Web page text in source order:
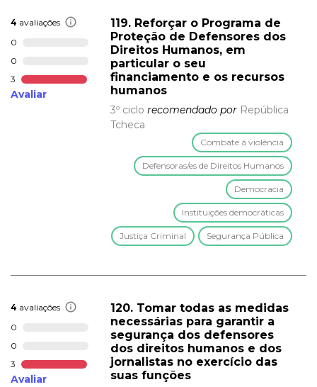
4 avaliações
0
0
3
Avaliar
119. Reforçar o Programa de
Proteção de Defensores dos
Direitos Humanos, em
particular o seu
financiamento e os recursos
humanos
3º ciclo recomendado por República
Tcheca
Combate à violência
Defensoras/es de Direitos Humanos
Democracia
Instituições democráticas
Justiça Criminal Segurança Pública
4 avaliações
0
0
3
Avaliar
120. Tomar todas as medidas
necessárias para garantir a
segurança dos defensores
dos direitos humanos e dos
jornalistas no exercício das
suas funções